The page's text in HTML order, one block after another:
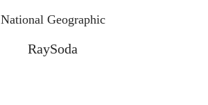
National Geographic
RaySoda